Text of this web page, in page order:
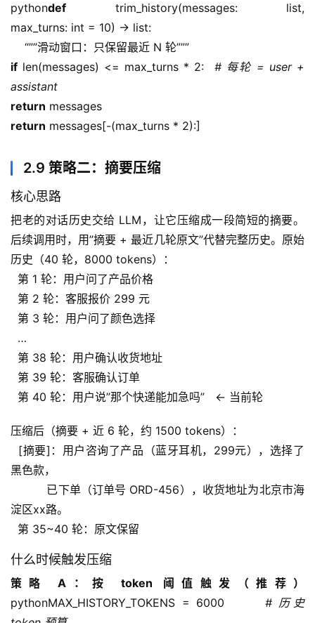
pythondef trim_history(messages: list,
max_turns: int = 10) -> list:
“””滑动窗口：只保留最近 N 轮”””
if len(messages) <= max_turns * 2: # 每轮 = user +
assistant
return messages
return messages[-(max_turns * 2):]
2.9 策略二：摘要压缩
核心思路
把老的对话历史交给 LLM，让它压缩成一段简短的摘要。
后续调用时，用”摘要 + 最近几轮原文”代替完整历史。原始
历史（40 轮，8000 tokens）：
第 1 轮：用户问了产品价格
第 2 轮：客服报价 299 元
第 3 轮：用户问了颜色选择
…
第 38 轮：用户确认收货地址
第 39 轮：客服确认订单
第 40 轮：用户说”那个快递能加急吗”   ← 当前轮
压缩后（摘要 + 近 6 轮，约 1500 tokens）：
[摘要]：用户咨询了产品（蓝牙耳机，299元），选择了
黑色款，
已下单（订单号 ORD-456），收货地址为北京市海
淀区xx路。
第 35~40 轮：原文保留
什么时候触发压缩
策略 A：按 token 阈值触发（推荐）
pythonMAX_HISTORY_TOKENS = 6000 # 历史